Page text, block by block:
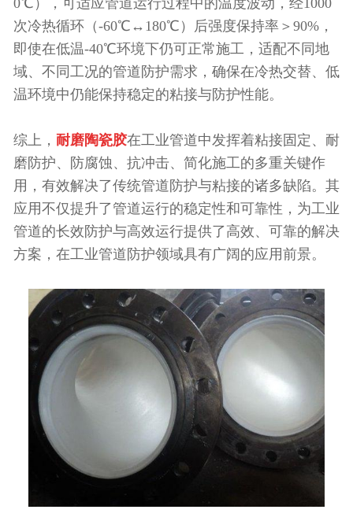
0℃），可适应管道运行过程中的温度波动，经1000
次冷热循环（-60℃↔180℃）后强度保持率＞90%，
即使在低温-40℃环境下仍可正常施工，适配不同地
域、不同工况的管道防护需求，确保在冷热交替、低
温环境中仍能保持稳定的粘接与防护性能。
综上， 耐磨陶瓷胶在工业管道中发挥着粘接固定、耐
磨防护、防腐蚀、抗冲击、简化施工的多重关键作
用，有效解决了传统管道防护与粘接的诸多缺陷。其
应用不仅提升了管道运行的稳定性和可靠性，为工业
管道的长效防护与高效运行提供了高效、可靠的解决
方案，在工业管道防护领域具有广阔的应用前景。